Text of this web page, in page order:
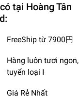
tại Hoàng Tân
FreeShip từ 7900円
Hàng luôn tươi ngon,
tuyển loại I
Giá Rẻ Nhất